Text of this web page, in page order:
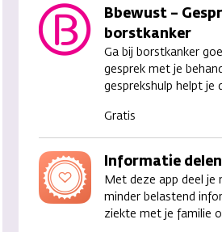
Bbewust –
borstkanker
Ga bij borstkanker
gesprek met je
gesprekshulp helpt je
Gratis
Informatie
Met deze app deel je
minder belastend
ziekte met je familie